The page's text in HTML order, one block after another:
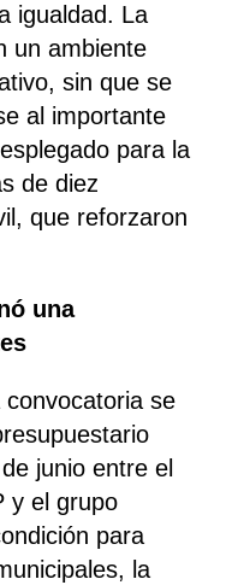
igualdad. La
un ambiente
sin que se
al importante
para la
de diez
que reforzaron
una
se
junio entre el
y el grupo
para
la